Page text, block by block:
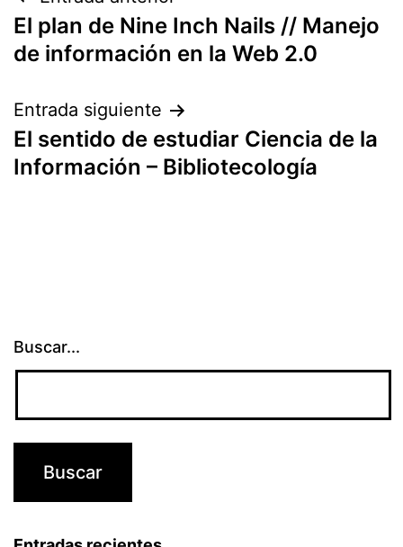
de
El plan de Nine Inch Nails // Manejo
de información en la Web 2.0
Entrada siguiente
El sentido de estudiar Ciencia de la
Información – Bibliotecología
Buscar...